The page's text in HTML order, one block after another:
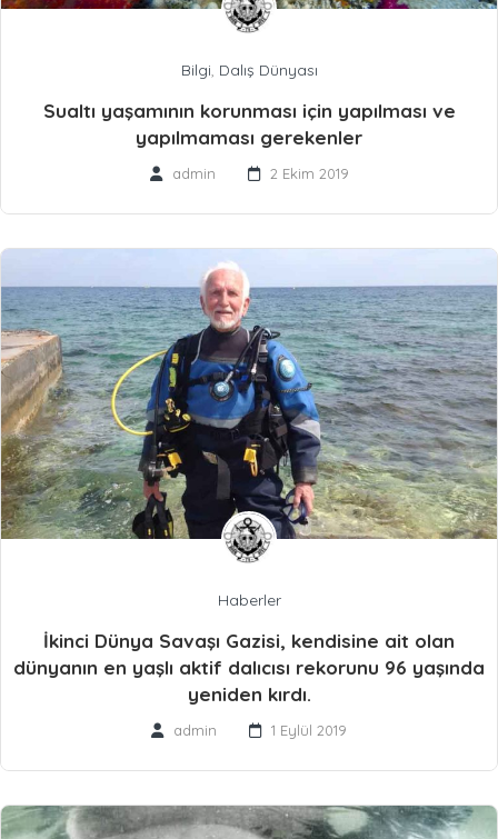
Bilgi, Dalış Dünyası
Sualtı yaşamının korunması için yapılması ve
yapılmaması gerekenler
admin 2 Ekim 2019
Haberler
İkinci Dünya Savaşı Gazisi, kendisine ait olan
dünyanın en yaşlı aktif dalıcısı rekorunu 96 yaşında
yeniden kırdı.
admin 1 Eylül 2019